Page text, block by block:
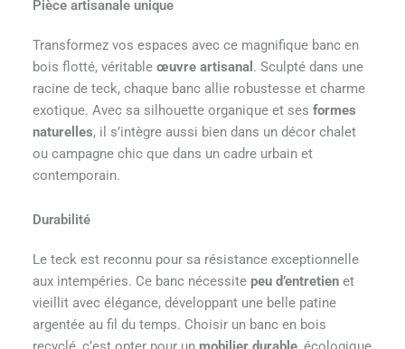
Pièce artisanale unique
Transformez vos espaces avec ce magnifique banc en
bois flotté, véritable œuvre artisanal . Sculpté dans une
racine de teck, chaque banc allie robustesse et charme
exotique. Avec sa silhouette organique et ses formes
naturelles, il s’intègre aussi bien dans un décor chalet
ou campagne chic que dans un cadre urbain et
contemporain.
Durabilité
Le teck est reconnu pour sa résistance exceptionnelle
aux intempéries. Ce banc nécessite peu d’entretienet
vieillit avec élégance, développant une belle patine
argentée au fil du temps. Choisir un banc en bois